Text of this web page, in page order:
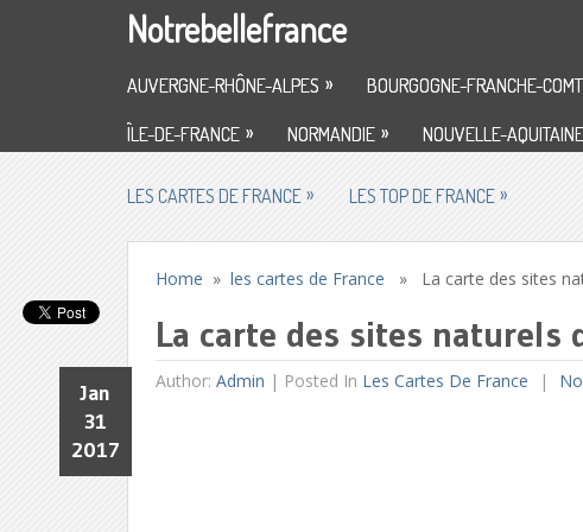
Notrebellefrance
AUVERGNE-RHÔNE-ALPES » BOURGOGNE-FRANCHE-
ÎLE-DE-FRANCE » NORMANDIE » NOUVELLE-AQUITAINE
LES CARTES DE FRANCE » LES TOP DE FRANCE »
Home »les cartes de France » La carte des sites
La carte des sites naturels
Author:Admin |
Jan
31
2017
Posted In Les Cartes De France